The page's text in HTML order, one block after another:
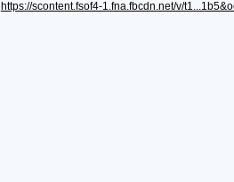
https://scontent.fsof4-1.fna.fbcdn.net/v/